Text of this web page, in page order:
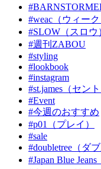
#weac（ウィーク
#SLOW（スロウ
#週刊ZABOU
#styling
#lookbook
#instagram
#st.james（セン
#Event
#今週のおすすめ
#p01（プレイ）
#sale
#doubletree（ダ
#Japan Blue